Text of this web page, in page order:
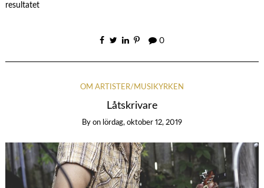
resultatet
0
OM ARTISTER/MUSIKYRKEN
Låtskrivare
By on lördag, oktober 12, 2019